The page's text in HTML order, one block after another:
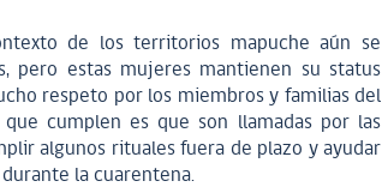
de los territorios mapuche aún se
pero estas mujeres mantienen su status
respeto por los miembros y familias del
cumplen es que son llamadas por las
algunos rituales fuera de plazo y ayudar
la cuarentena.